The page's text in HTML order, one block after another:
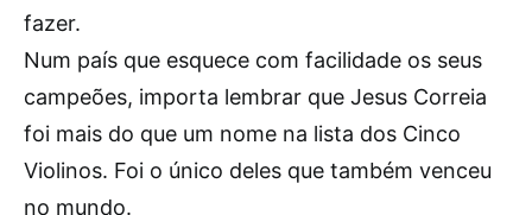
fazer.
Num país que esquece com facilidade os seus
campeões, importa lembrar que Jesus Correia
foi mais do que um nome na lista dos Cinco
Violinos. Foi o único deles que também venceu
no mundo.